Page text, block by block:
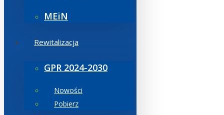
MEiN
Rewitalizacja
GPR 2024-2030
Nowości
Pobierz